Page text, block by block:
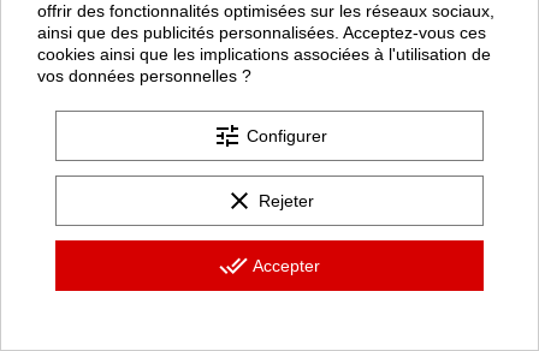
offrir des fonctionnalités optimisées sur les réseaux sociaux,
ainsi que des publicités personnalisées. Acceptez-vous ces
cookies ainsi que les implications associées à l'utilisation de
vos données personnelles ?
tune Configurer
clear Rejeter
done_all Accepter